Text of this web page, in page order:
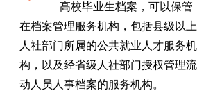
高校毕业生档案 ， 可以保管
在档案管理服务机构，包括县级以上
人社部门所属的公共就业人才服务机
构 ， 以及经省级人社部门授权管理流
动人员人事档案的服务机构。